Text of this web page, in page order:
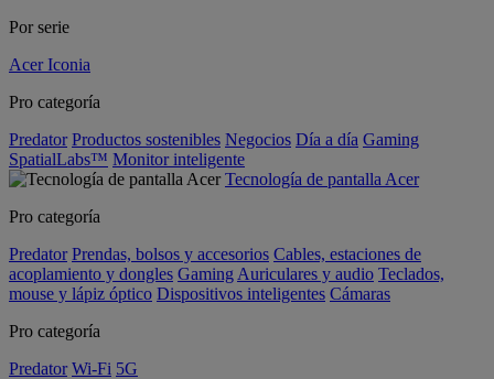
Por serie
Acer Iconia
Pro categoría
Predator Productos sostenibles Negocios Día a día Gaming
SpatialLabs™ Monitor inteligente
Tecnología de pantalla Acer
Pro categoría
Predator Prendas, bolsos y accesorios Cables, estaciones de
acoplamiento y dongles Gaming Auriculares y audio Teclados,
mouse y lápiz óptico Dispositivos inteligentes Cámaras
Pro categoría
Predator Wi-Fi 5G